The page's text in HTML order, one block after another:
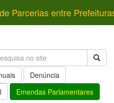
Parcerias entre
Denúncia
Emendas Parlamentares